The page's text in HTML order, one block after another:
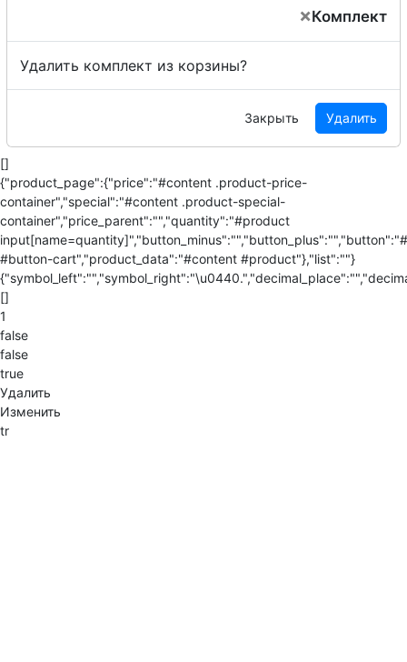
×Комплект
Удалить комплект из корзины?
Закрыть Удалить
[]
{"product_page":{"price":"#content .product-price-
container","special":"#content .product-special-
container","price_parent":"","quantity":"#product
#button-cart","product_data":"#content #product"},"list":""}
[]
1
false
false
true
Удалить
Изменить
tr